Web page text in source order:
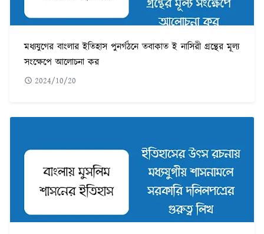
মধ্যযুগের বাংলার ইতিহাস পুনর্গঠনে তবাকাত ই নাসিরী গ্রন্থের মূল্য
সংক্ষেপে আলোচনা কর
2024/10/20